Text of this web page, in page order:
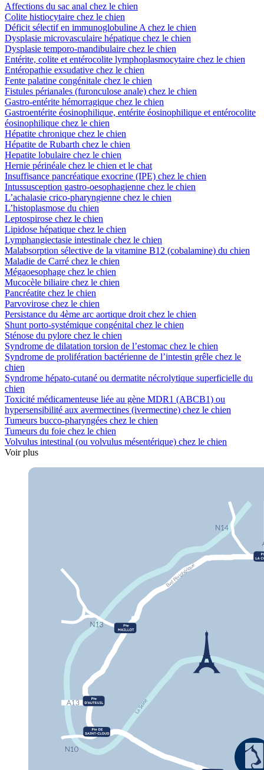
Affections du sac anal chez le chien
Colite histiocytaire chez le chien
Déficit sélectif en immunoglobuline A chez le chien
Dysplasie microvasculaire hépatique chez le chien
Dysplasie temporo-mandibulaire chez le chien
Entérite, colite et entérocolite lymphoplasmocytaire chez le chien
Entéropathie exsudative chez le chien
Fente palatine congénitale chez le chien
Fistules périanales (furonculose anale) chez le chien
Gastro-entérite hémorragique chez le chien
Gastroentérite éosinophilique, entérite éosinophilique et entérocolite
éosinophilique chez le chien
Hépatite chronique chez le chien
Hépatite de Rubarth chez le chien
Hepatite lobulaire chez le chien
Hernie périnéale chez le chien et le chat
Insuffisance pancréatique exocrine (IPE) chez le chien
Intussusception gastro-oesophagienne chez le chien
L’achalasie crico-pharyngienne chez le chien
L’histoplasmose du chien
Leptospirose chez le chien
Lipidose hépatique chez le chien
Lymphangiectasie intestinale chez le chien
Malabsorption sélective de la vitamine B12 (cobalamine) du chien
Maladie de Carré chez le chien
Mégaoesophage chez le chien
Mucocèle biliaire chez le chien
Pancréatite chez le chien
Parvovirose chez le chien
Persistance du 4ème arc aortique droit chez le chien
Shunt porto-systémique congénital chez le chien
Sténose du pylore chez le chien
Syndrome de dilatation torsion de l’estomac chez le chien
Syndrome de prolifération bactérienne de l’intestin grêle chez le
chien
Syndrome hépato-cutané ou dermatite nécrolytique superficielle du
chien
Toxicité médicamenteuse liée au gène MDR1 (ABCB1) ou
hypersensibilité aux avermectines (ivermectine) chez le chien
Tumeurs bucco-pharyngées chez le chien
Tumeurs du foie chez le chien
Volvulus intestinal (ou volvulus mésentérique) chez le chien
Voir plus